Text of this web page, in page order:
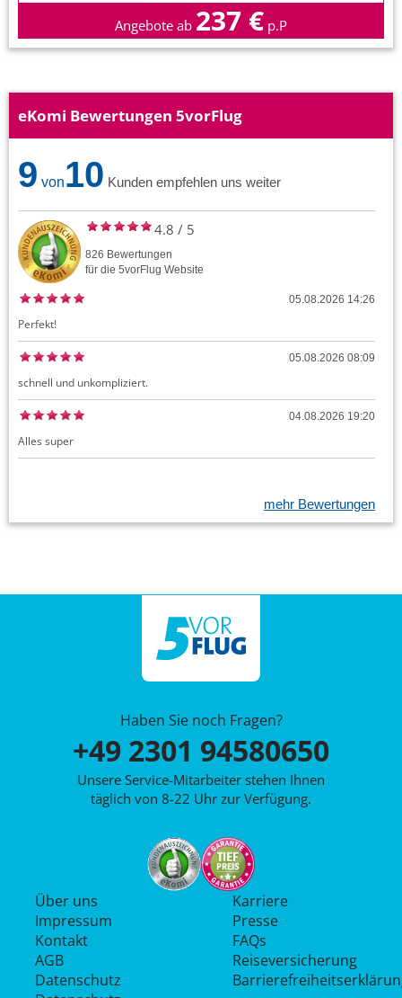
Angebote ab 237 € p.P
eKomi Bewertungen 5vorFlug
9 von10 Kunden empfehlen uns weiter
4.8 / 5
826 Bewertungen
für die 5vorFlug Website
05.08.2026 14:26
Perfekt!
05.08.2026 08:09
schnell und unkompliziert.
04.08.2026 19:20
Alles super
mehr Bewertungen
Haben Sie noch Fragen?
+49 2301 94580650
Unsere Service-Mitarbeiter stehen Ihnen
täglich von 8-22 Uhr zur Verfügung.
Über uns
Impressum
Kontakt
AGB
Datenschutz
Karriere
Presse
FAQs
Reiseversicherung